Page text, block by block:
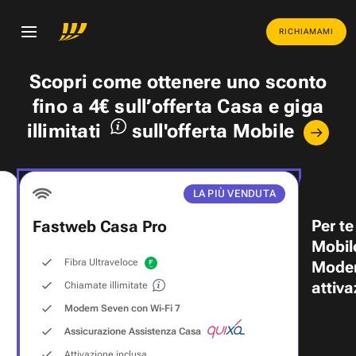
RICHIAMAMI
Scopri come ottenere uno sconto
fino a 4€ sull’offerta Casa egiga
illimitati
sull'offerta Mobile
LA PIÙ VENDUTA
Fastweb Casa Pro
Fibra Ultraveloce
Chiamate illimitate
Modem Seven con Wi‑Fi 7
Assicurazione Assistenza Casa
Per